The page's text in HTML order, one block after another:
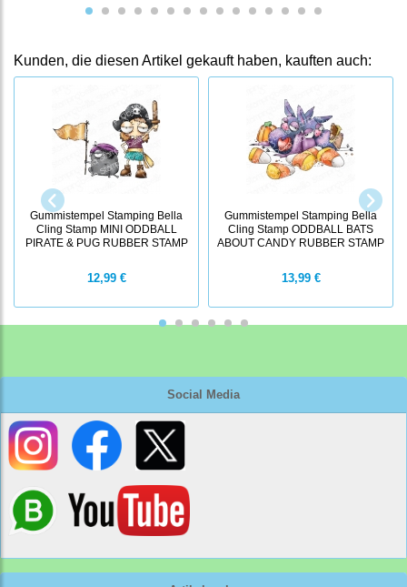
Social Media
Kunden, die diesen Artikel gekauft haben, kauften auch:
Gummistempel Stamping Bella
Cling Stamp MINI ODDBALL
PIRATE & PUG RUBBER STAMP
12,99 €
Gummistempel Stamping Bella
Cling Stamp ODDBALL BATS
ABOUT CANDY RUBBER STAMP
13,99 €